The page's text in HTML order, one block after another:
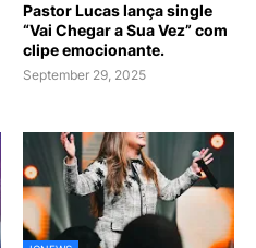
Pastor Lucas lança single
“Vai Chegar a Sua Vez” com
clipe emocionante.
September 29, 2025